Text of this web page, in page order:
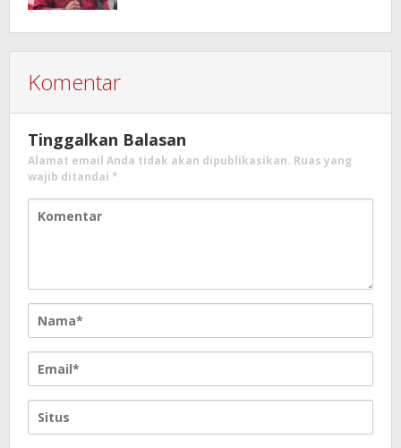
Komentar
Tinggalkan Balasan
Alamat email Anda tidak akan dipublikasikan. Ruas yang
wajib ditandai *